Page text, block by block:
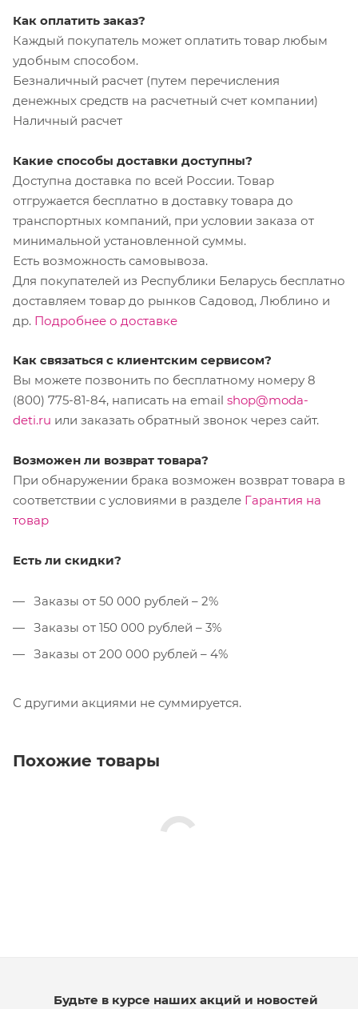
Как оплатить заказ?
Каждый покупатель может оплатить товар любым
удобным способом.
Безналичный расчет (путем перечисления
денежных средств на расчетный счет компании)
Наличный расчет
Какие способы доставки доступны?
Доступна доставка по всей России. Товар
отгружается бесплатно в доставку товара до
транспортных компаний, при условии заказа от
минимальной установленной суммы.
Есть возможность самовывоза.
Для покупателей из Республики Беларусь бесплатно
доставляем товар до рынков Садовод, Люблино и
др. Подробнее о доставке
Как связаться с клиентским сервисом?
Вы можете позвонить по бесплатному номеру 8
(800) 775-81-84, написать на email shop@moda-
deti.ru или заказать обратный звонок через сайт.
Возможен ли возврат товара?
При обнаружении брака возможен возврат товара в
соответствии с условиями в разделе Гарантия на
товар
Есть ли скидки?
Заказы от 50 000 рублей – 2%
Заказы от 150 000 рублей – 3%
Заказы от 200 000 рублей – 4%
С другими акциями не суммируется.
Похожие товары
Будьте в курсе наших акций и новостей